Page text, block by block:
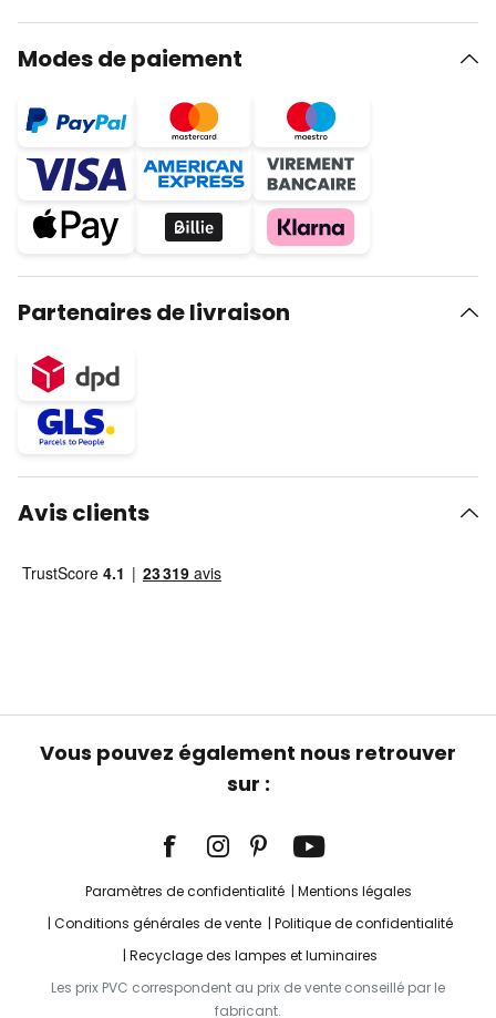
Modes de paiement
Partenaires de livraison
Avis clients
Vous pouvez également nous retrouver
sur :
Paramètres de confidentialité
Mentions légales
Conditions générales de vente
Politique de confidentialité
Recyclage des lampes et luminaires
Les prix PVC correspondent au prix de vente conseillé par le
fabricant.